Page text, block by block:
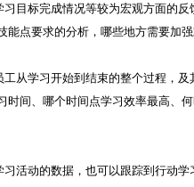
目标完成情况等较为宏观方面的
点要求的分析，哪些地方需要加
从学习开始到结束的整个过程，
间、哪个时间点学习效率最高、
活动的数据，也可以跟踪到行动